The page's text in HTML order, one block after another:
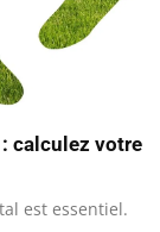
calculez votre
est essentiel.